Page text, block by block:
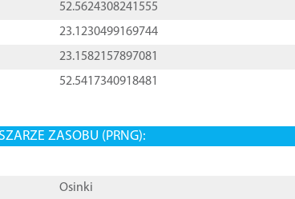
52.5624308241555
23.1230499169744
23.1582157897081
52.5417340918481
ZASOBU (PRNG):
Osinki